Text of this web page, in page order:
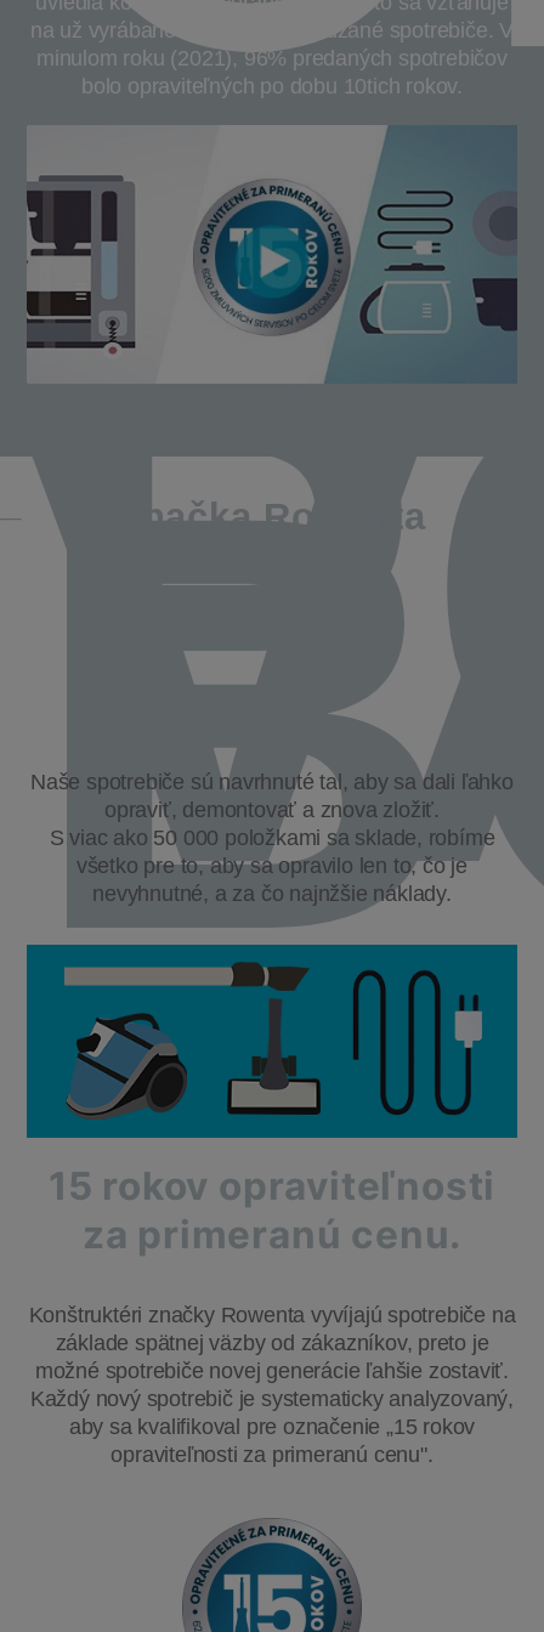
na už vyrábané a tiež novo uvádzané spotrebiče. V
minulom roku (2021), 96% predaných spotrebičov
bolo opraviteľných po dobu 10tich rokov.
Značka Rowenta
Naše spotrebiče sú navrhnuté tal, aby sa dali ľahko
opraviť, demontovať a znova zložiť.
S viac ako 50 000 položkami sa sklade, robíme
všetko pre to, aby sa opravilo len to, čo je
nevyhnutné, a za čo najnžšie náklady.
15 rokov opraviteľnosti
za primeranú cenu.
Konštruktéri značky Rowenta vyvíjajú spotrebiče na
základe spätnej väzby od zákazníkov, preto je
možné spotrebiče novej generácie ľahšie zostaviť.
Každý nový spotrebič je systematicky analyzovaný,
aby sa kvalifikoval pre označenie „15 rokov
opraviteľnosti za primeranú cenu".